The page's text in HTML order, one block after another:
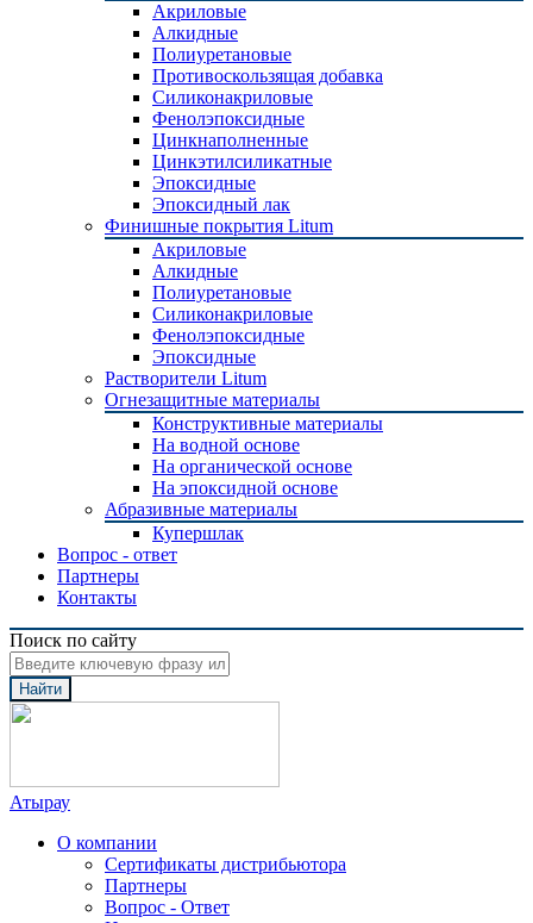
Акриловые
Алкидные
Полиуретановые
Противоскользящая добавка
Силиконакриловые
Фенолэпоксидные
Цинкнаполненные
Цинкэтилсиликатные
Эпоксидные
Эпоксидный лак
Финишные покрытия Litum
Акриловые
Алкидные
Полиуретановые
Силиконакриловые
Фенолэпоксидные
Эпоксидные
Растворители Litum
Огнезащитные материалы
Конструктивные материалы
На водной основе
На органической основе
На эпоксидной основе
Абразивные материалы
Купершлак
Вопрос - ответ
Партнеры
Контакты
Поиск по сайту
Найти
Атырау
О компании
Сертификаты дистрибьютора
Партнеры
Вопрос - Ответ